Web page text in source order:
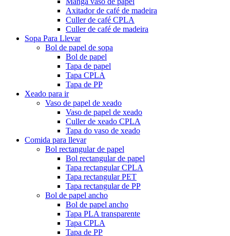
Axitador de café de madeira
Culler de café CPLA
Culler de café de madeira
Sopa Para Llevar
Bol de papel de sopa
Bol de papel
Tapa de papel
Tapa CPLA
Tapa de PP
Xeado para ir
Vaso de papel de xeado
Vaso de papel de xeado
Culler de xeado CPLA
Tapa do vaso de xeado
Comida para llevar
Bol rectangular de papel
Bol rectangular de papel
Tapa rectangular CPLA
Tapa rectangular PET
Tapa rectangular de PP
Bol de papel ancho
Bol de papel ancho
Tapa PLA transparente
Tapa CPLA
Tapa de PP